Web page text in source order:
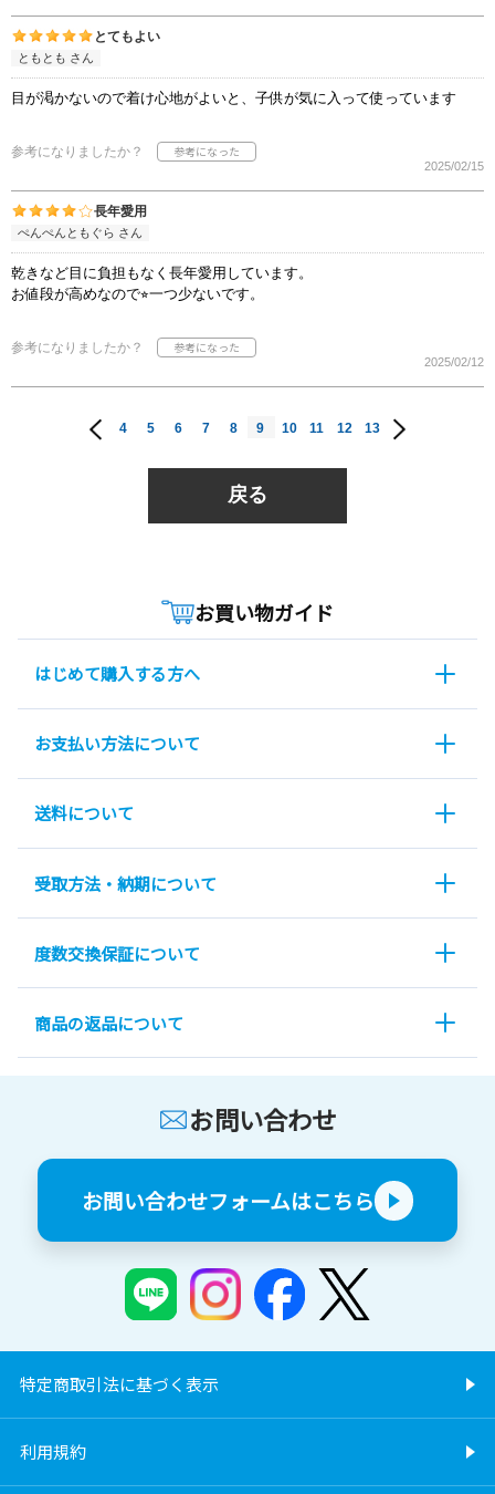
とてもよい
ともとも さん
目が渇かないので着け心地がよいと、子供が気に入って使っています
参考になりましたか？
2025/02/15
長年愛用
ぺんぺんともぐら さん
乾きなど目に負担もなく長年愛用しています。
お値段が高めなので⭐︎一つ少ないです。
参考になりましたか？
2025/02/12
4 5 6 7 8 9 10 11 12 13
戻る
お買い物ガイド
はじめて購入する方へ
お支払い方法について
送料について
受取方法・納期について
度数交換保証について
商品の返品について
お問い合わせ
お問い合わせフォームはこちら
特定商取引法に基づく表示
利用規約